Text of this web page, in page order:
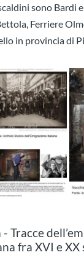
sono Bardi
Ferriere
in provincia di
Tracce
fra XVI e XX